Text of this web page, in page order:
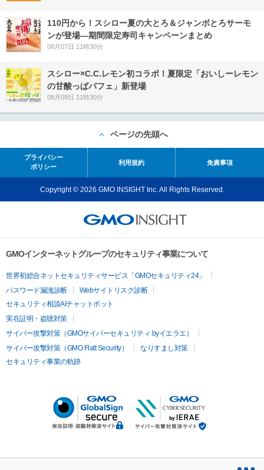
110円から！スシロー夏の大とろ＆ジャンボとろサーモ
ンが登場―期間限定寿司キャンペーンまとめ
08月07日 11時30分
スシロー×C.C.レモン初コラボ！夏限定「おいしーレモン
の甘酸っぱパフェ」新登場
08月09日 11時30分
ページの先頭へ
プライバシー
ポリシー
利用規約 免責事項
Copyright © 2026 GMO INSIGHT Inc. All Rights Reserved.
GMOインターネットグループのセキュリティ事業について
世界初総合ネットセキュリティサービス「GMOセキュリティ24」
パスワード漏洩診断
Webサイトリスク診断
セキュリティ相談AIチャットボット
実在証明・盗聴対策
サイバー攻撃対策（GMOサイバーセキュリティ byイエラエ）
サイバー攻撃対策（GMO Flatt Security）
なりすまし対策
セキュリティ事業の軌跡